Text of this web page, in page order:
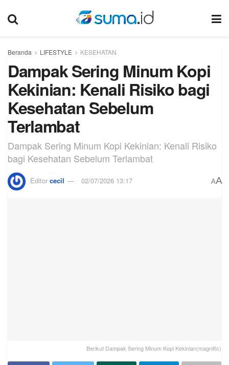
Beranda LIFESTYLE KESEHATAN
Dampak Sering Minum Kopi
Kekinian: Kenali Risiko bagi
Kesehatan Sebelum
Terlambat
Dampak Sering Minum Kopi Kekinian: Kenali Risiko
bagi Kesehatan Sebelum Terlambat
Editor cecil 02/07/2026 13:17 AA
Berikut Dampak Sering Minum Kopi Kekinian(magnific)